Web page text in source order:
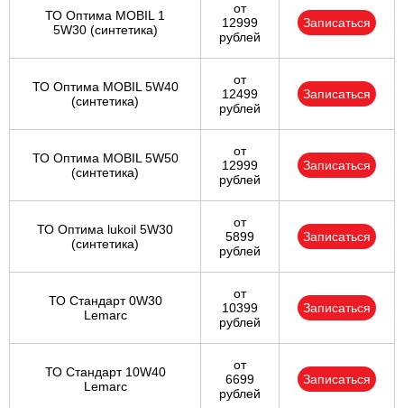
ТО Оптима MOBIL 1
5W30 (синтетика)
от
12999
рублей
Записаться
ТО Оптима MOBIL 5W40
(синтетика)
от
12499
рублей
Записаться
ТО Оптима MOBIL 5W50
(синтетика)
от
12999
рублей
Записаться
ТО Оптима lukoil 5W30
(синтетика)
от
5899
рублей
Записаться
ТО Стандарт 0W30
Lemarc
от
10399
рублей
Записаться
ТО Стандарт 10W40
Lemarc
от
6699
рублей
Записаться